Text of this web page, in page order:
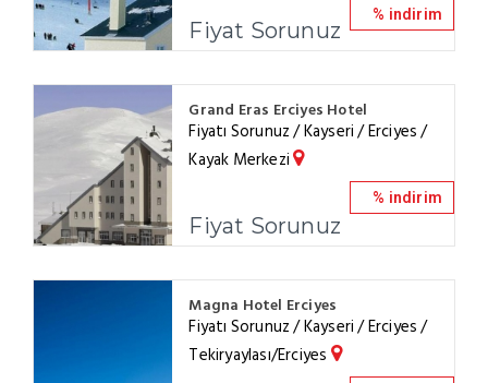
Fiyat Sorunuz
% indirim
Grand Eras Erciyes Hotel
Fiyatı Sorunuz / Kayseri / Erciyes /
Kayak Merkezi
Fiyat Sorunuz
% indirim
Magna Hotel Erciyes
Fiyatı Sorunuz / Kayseri / Erciyes /
Tekiryaylası/Erciyes